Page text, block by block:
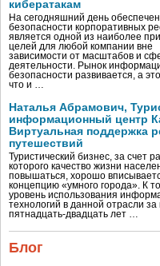
кибератакам
На сегодняшний день
безопасности корпоративных
является одной из наиболее
целей для любой компании вне
зависимости от масштабов и
деятельности. Рынок
безопасности развивается, а
что и …
Наталья Абрамович,
информационный центр
Виртуальная поддержка
путешествий
Туристический бизнес, за счет
которого качество жизни
повышаться, хорошо
концепцию «умного города». К
уровень использования
технологий в данной отрасли за
пятнадцать-двадцать лет …
Блог